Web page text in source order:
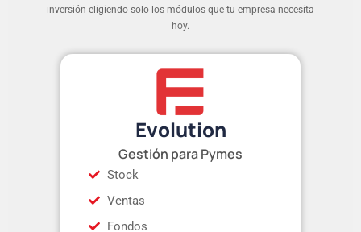
inversión eligiendo solo los módulos que tu empresa necesita
hoy.
Evolution
Gestión para Pymes
Stock
Ventas
Fondos